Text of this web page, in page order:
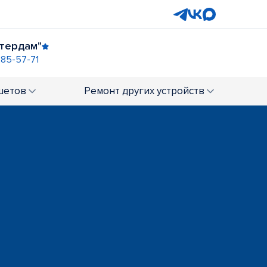
57-71
ТРЦ "Аура"
Ремонт других устройств